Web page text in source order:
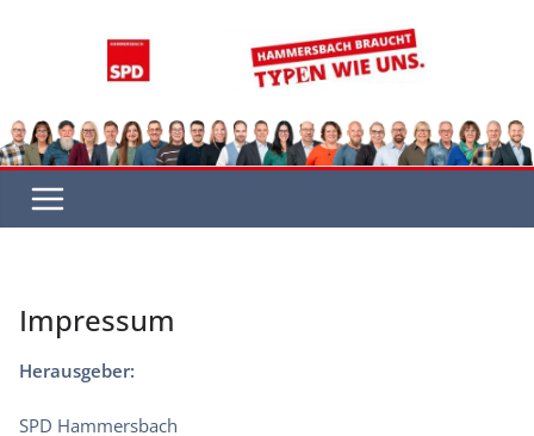
Impressum
Herausgeber:
SPD Hammersbach